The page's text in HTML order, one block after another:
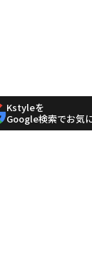
Kstyleを
Google検索でお気